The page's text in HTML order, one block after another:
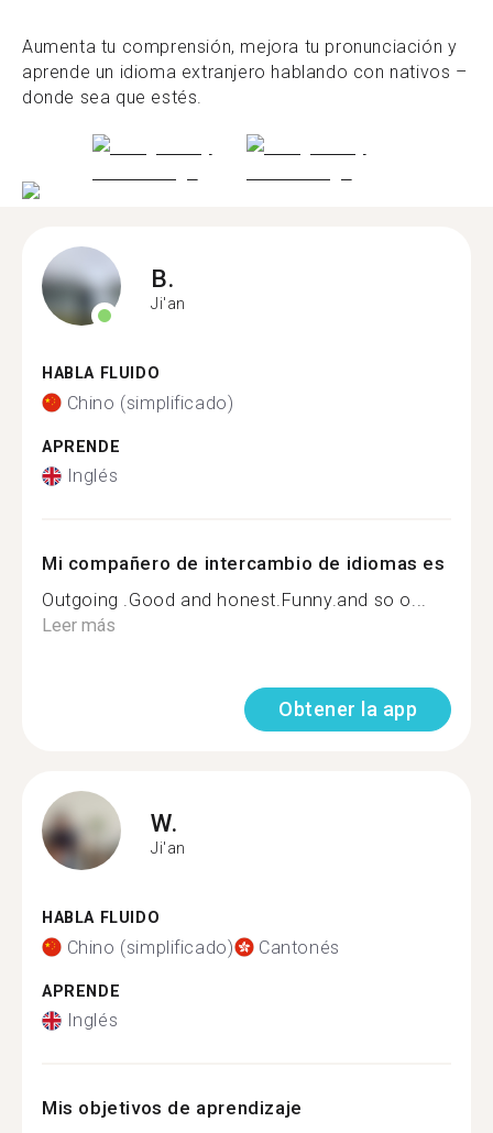
Aumenta tu comprensión, mejora tu pronunciación y
aprende un idioma extranjero hablando con nativos –
donde sea que estés.
B.
Ji'an
HABLA FLUIDO
Chino (simplificado)
APRENDE
Inglés
Mi compañero de intercambio de idiomas es
Outgoing .Good and honest.Funny.and so o...
Leer más
Obtener la app
W.
Ji'an
HABLA FLUIDO
Chino (simplificado) Cantonés
APRENDE
Inglés
Mis objetivos de aprendizaje